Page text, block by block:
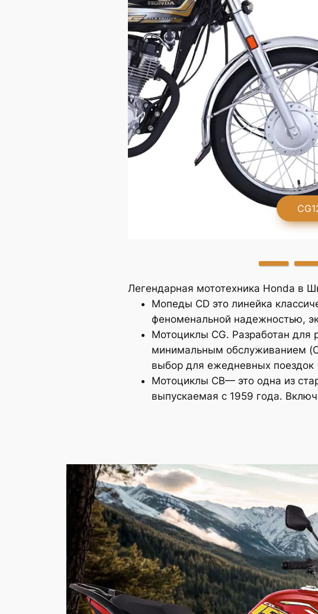
Легендарная мототехника Honda в
Мопеды CD это линейка
феноменальной надежностью,
Мотоциклы CG. Разработан для
минимальным обслуживанием
выбор для ежедневных поездок
Мотоциклы CB— это одна из
выпускаемая с 1959 года.